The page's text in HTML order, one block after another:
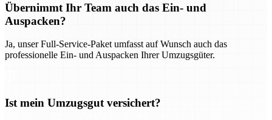
Übernimmt Ihr Team auch das Ein- und
Auspacken?
Ja, unser Full-Service-Paket umfasst auf Wunsch auch das
professionelle Ein- und Auspacken Ihrer Umzugsgüter.
Ist mein Umzugsgut versichert?